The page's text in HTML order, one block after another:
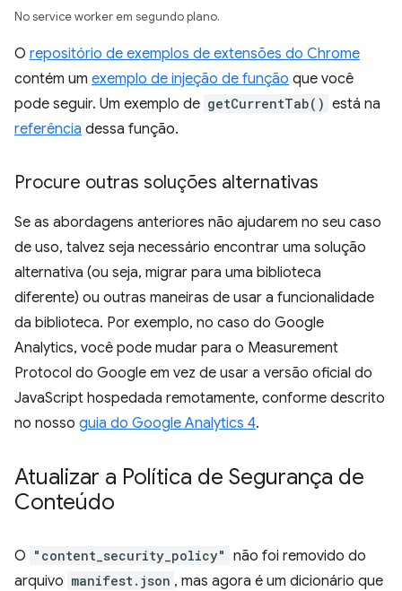
No service worker em segundo plano.
O repositório de exemplos de extensões do Chrome
contém um exemplo de injeção de função que você
pode seguir. Um exemplo de getCurrentTab() está na
referência dessa função.
Procure outras soluções alternativas
Se as abordagens anteriores não ajudarem no seu caso
de uso, talvez seja necessário encontrar uma solução
alternativa (ou seja, migrar para uma biblioteca
diferente) ou outras maneiras de usar a funcionalidade
da biblioteca. Por exemplo, no caso do Google
Analytics, você pode mudar para o Measurement
Protocol do Google em vez de usar a versão oficial do
JavaScript hospedada remotamente, conforme descrito
no nosso guia do Google Analytics 4.
Atualizar a Política de Segurança de
Conteúdo
O "content_security_policy" não foi removido do
arquivo manifest.json , mas agora é um dicionário que